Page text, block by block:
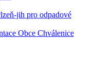
jih pro odpadové
Obce Chválenice